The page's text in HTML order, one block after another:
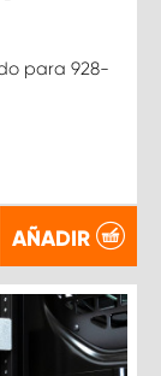
para 928-
AÑADIR